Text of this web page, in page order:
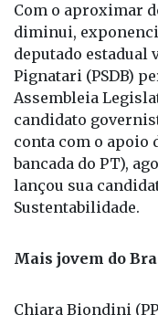
Com o aproximar
diminui,
deputado estadual
Pignatari (PSDB)
Assembleia
candidato
conta com o apoio
bancada do PT),
lançou sua
Sustentabilidade.
Mais jovem do
Chiara Biondini